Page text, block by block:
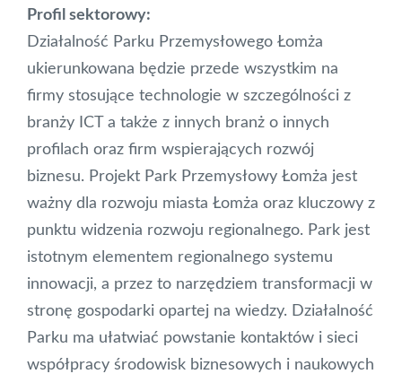
Profil sektorowy:
Działalność Parku Przemysłowego Łomża
ukierunkowana będzie przede wszystkim na
firmy stosujące technologie w szczególności z
branży ICT a także z innych branż o innych
profilach oraz firm wspierających rozwój
biznesu. Projekt Park Przemysłowy Łomża jest
ważny dla rozwoju miasta Łomża oraz kluczowy z
punktu widzenia rozwoju regionalnego. Park jest
istotnym elementem regionalnego systemu
innowacji, a przez to narzędziem transformacji w
stronę gospodarki opartej na wiedzy. Działalność
Parku ma ułatwiać powstanie kontaktów i sieci
współpracy środowisk biznesowych i naukowych